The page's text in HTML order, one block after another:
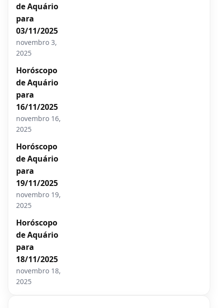
de Aquário
para
03/11/2025
novembro 3,
2025
Horóscopo
de Aquário
para
16/11/2025
novembro 16,
2025
Horóscopo
de Aquário
para
19/11/2025
novembro 19,
2025
Horóscopo
de Aquário
para
18/11/2025
novembro 18,
2025